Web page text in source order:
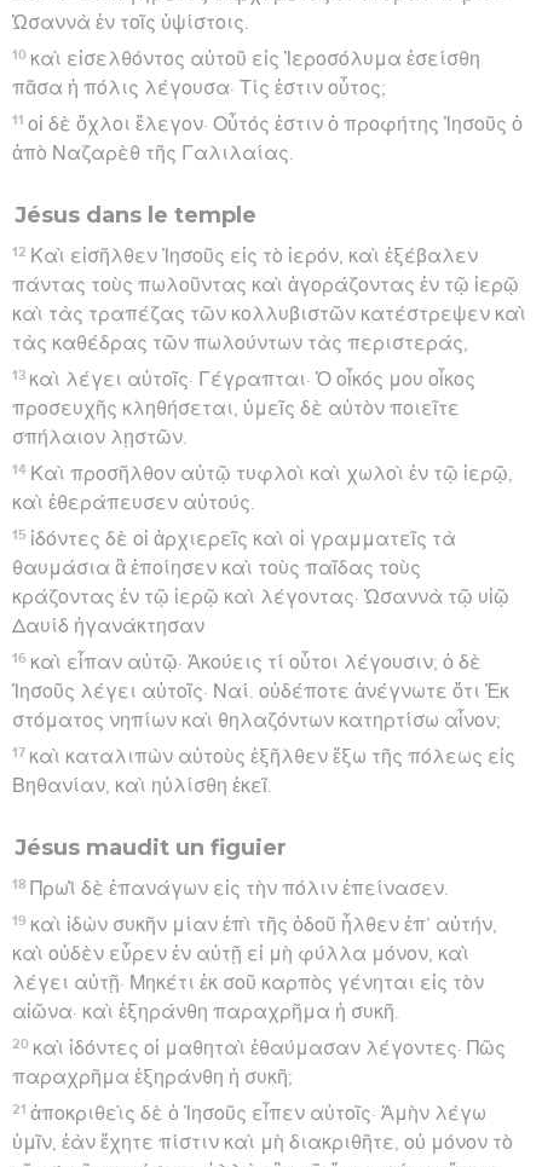
Ὡσαννὰ ἐν τοῖς ὑψίστοις.
10 καὶ εἰσελθόντος αὐτοῦ εἰς Ἱεροσόλυμα ἐσείσθη
πᾶσα ἡ πόλις λέγουσα· Τίς ἐστιν οὗτος;
11 οἱ δὲ ὄχλοι ἔλεγον· Οὗτός ἐστιν ὁ προφήτης Ἰησοῦς ὁ
ἀπὸ Ναζαρὲθ τῆς Γαλιλαίας.
Jésus dans le temple
12 Καὶ εἰσῆλθεν Ἰησοῦς εἰς τὸ ἱερόν, καὶ ἐξέβαλεν
πάντας τοὺς πωλοῦντας καὶ ἀγοράζοντας ἐν τῷ ἱερῷ
καὶ τὰς τραπέζας τῶν κολλυβιστῶν κατέστρεψεν καὶ
τὰς καθέδρας τῶν πωλούντων τὰς περιστεράς,
13 καὶ λέγει αὐτοῖς· Γέγραπται· Ὁ οἶκός μου οἶκος
προσευχῆς κληθήσεται, ὑμεῖς δὲ αὐτὸν ποιεῖτε
σπήλαιον λῃστῶν.
14 Καὶ προσῆλθον αὐτῷ τυφλοὶ καὶ χωλοὶ ἐν τῷ ἱερῷ,
καὶ ἐθεράπευσεν αὐτούς.
15 ἰδόντες δὲ οἱ ἀρχιερεῖς καὶ οἱ γραμματεῖς τὰ
θαυμάσια ἃ ἐποίησεν καὶ τοὺς παῖδας τοὺς
κράζοντας ἐν τῷ ἱερῷ καὶ λέγοντας· Ὡσαννὰ τῷ υἱῷ
Δαυίδ ἠγανάκτησαν
16 καὶ εἶπαν αὐτῷ· Ἀκούεις τί οὗτοι λέγουσιν; ὁ δὲ
Ἰησοῦς λέγει αὐτοῖς· Ναί. οὐδέποτε ἀνέγνωτε ὅτι Ἐκ
στόματος νηπίων καὶ θηλαζόντων κατηρτίσω αἶνον;
17 καὶ καταλιπὼν αὐτοὺς ἐξῆλθεν ἔξω τῆς πόλεως εἰς
Βηθανίαν, καὶ ηὐλίσθη ἐκεῖ.
Jésus maudit un figuier
18 Πρωῒ δὲ ἐπανάγων εἰς τὴν πόλιν ἐπείνασεν.
19 καὶ ἰδὼν συκῆν μίαν ἐπὶ τῆς ὁδοῦ ἦλθεν ἐπ’ αὐτήν,
καὶ οὐδὲν εὗρεν ἐν αὐτῇ εἰ μὴ φύλλα μόνον, καὶ
λέγει αὐτῇ· Μηκέτι ἐκ σοῦ καρπὸς γένηται εἰς τὸν
αἰῶνα· καὶ ἐξηράνθη παραχρῆμα ἡ συκῆ.
20 καὶ ἰδόντες οἱ μαθηταὶ ἐθαύμασαν λέγοντες· Πῶς
παραχρῆμα ἐξηράνθη ἡ συκῆ;
21 ἀποκριθεὶς δὲ ὁ Ἰησοῦς εἶπεν αὐτοῖς· Ἀμὴν λέγω
ὑμῖν, ἐὰν ἔχητε πίστιν καὶ μὴ διακριθῆτε, οὐ μόνον τὸ